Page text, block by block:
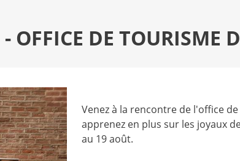
OFFICE DE TOURISME
Venez à la rencontre de l'office
apprenez en plus sur les joyaux
au 19 août.